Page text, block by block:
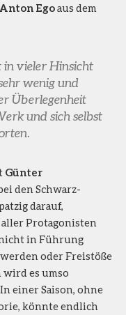
Anton Egoaus dem
in vieler Hinsicht
wenig und
Überlegenheit
und sich selbst
Günter
den Schwarz-
darauf,
Protagonisten
in Führung
oder Freistöße
es umso
einer Saison, ohne
könnte endlich